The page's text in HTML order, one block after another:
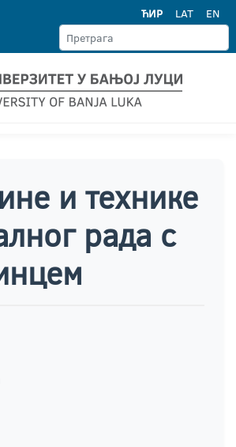
ЋИР LAT EN
и технике
рада с